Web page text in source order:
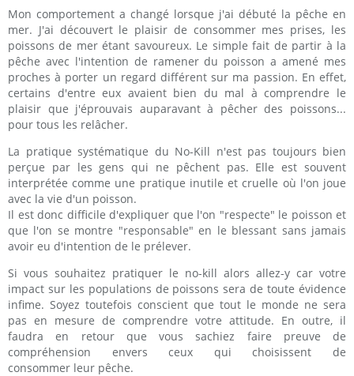
Mon comportement a changé lorsque j'ai débuté la pêche en
mer. J'ai découvert le plaisir de consommer mes prises, les
poissons de mer étant savoureux. Le simple fait de partir à la
pêche avec l'intention de ramener du poisson a amené mes
proches à porter un regard différent sur ma passion. En effet,
certains d'entre eux avaient bien du mal à comprendre le
plaisir que j'éprouvais auparavant à pêcher des poissons...
pour tous les relâcher.
La pratique systématique du No-Kill n'est pas toujours bien
perçue par les gens qui ne pêchent pas. Elle est souvent
interprétée comme une pratique inutile et cruelle où l'on joue
avec la vie d'un poisson.
Il est donc difficile d'expliquer que l'on "respecte" le poisson et
que l'on se montre "responsable" en le blessant sans jamais
avoir eu d'intention de le prélever.
Si vous souhaitez pratiquer le no-kill alors allez-y car votre
impact sur les populations de poissons sera de toute évidence
infime. Soyez toutefois conscient que tout le monde ne sera
pas en mesure de comprendre votre attitude. En outre, il
faudra en retour que vous sachiez faire preuve de
compréhension envers ceux qui choisissent de
consommer leur pêche.